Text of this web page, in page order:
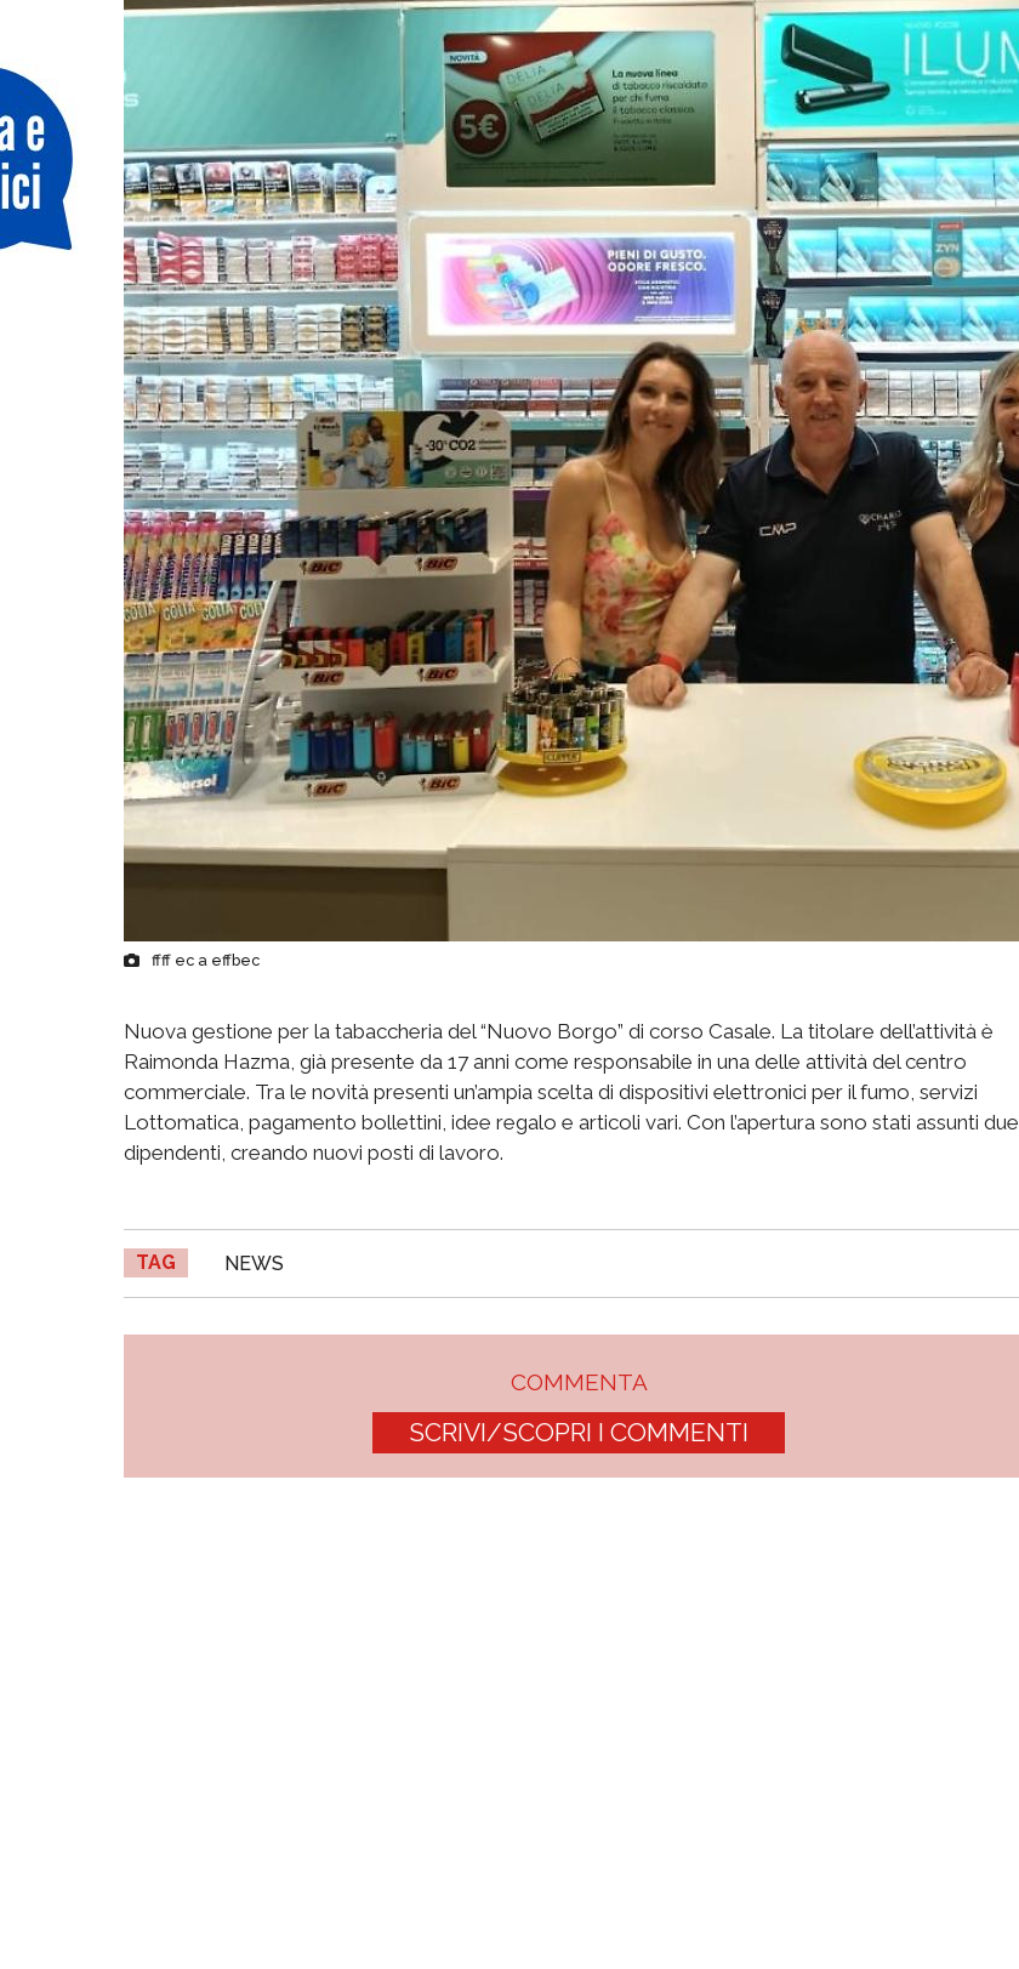
ffff ec a effbec
Nuova gestione per la tabaccheria del “Nuovo Borgo” di corso Casale. La titolare dell’attività è
Raimonda Hazma, già presente da 17 anni come responsabile in una delle attività del centro
commerciale. Tra le novità presenti un’ampia scelta di dispositivi elettronici per il fumo, servizi
Lottomatica, pagamento bollettini, idee regalo e articoli vari. Con l’apertura sono stati assunti due
dipendenti, creando nuovi posti di lavoro.
TAG NEWS
COMMENTA
SCRIVI/SCOPRI I COMMENTI